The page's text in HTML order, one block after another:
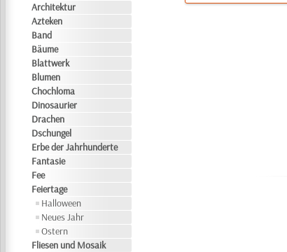
Architektur
Azteken
Band
Bäume
Blattwerk
Blumen
Chochloma
Dinosaurier
Drachen
Dschungel
Erbe der Jahrhunderte
Fantasie
Fee
Feiertage
Halloween
Neues Jahr
Ostern
Fliesen und Mosaik